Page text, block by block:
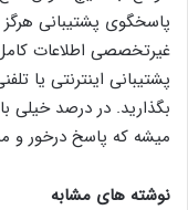
پاسخگوی پشتیبانی
غیرتخصصی اطلاعات
پشتیبانی اینترنتی یا
بگذارید. در درصد خیلی
میشه که پاسخ درخور و
نوشته های مشابه